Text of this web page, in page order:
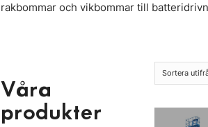
rakbommar och vikbommar till
Våra
produkter
Sortera